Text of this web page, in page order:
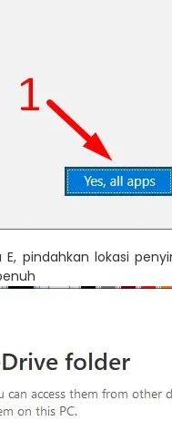
pindahkan lokasi